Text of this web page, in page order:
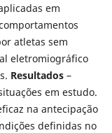
em
atletas sem
eletromiográfico
Resultados–
em estudo.
na antecipação
definidas no